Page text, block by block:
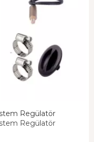
Regülatör
Regülatör